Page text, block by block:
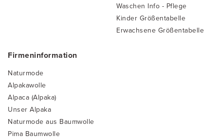
Firmeninformation
Naturmode
Alpakawolle
Alpaca (Alpaka)
Unser Alpaka
Naturmode aus Baumwolle
Pima Baumwolle
Waschen Info - Pflege
Kinder Größentabelle
Erwachsene Größentabelle